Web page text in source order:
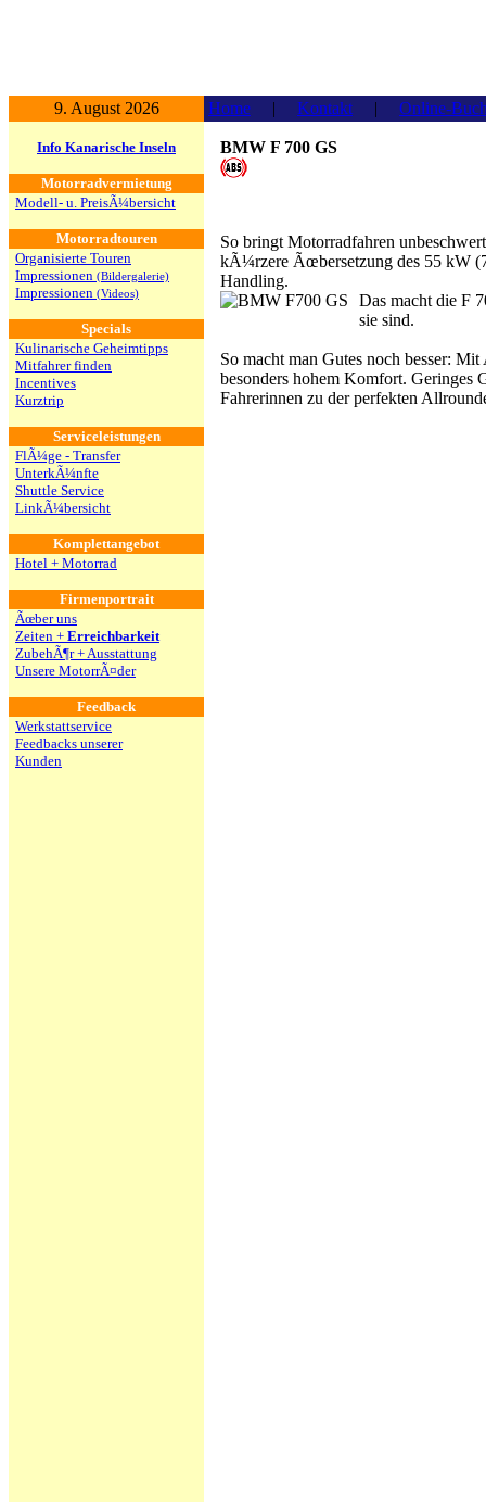
9. August 2026 Home | Kontakt | Online-
Info Kanarische Inseln
Motorradvermietung
Modell- u. PreisÃ¼bersicht
Motorradtouren
Organisierte Touren
Impressionen (Bildergalerie)
Impressionen (Videos)
Specials
Kulinarische Geheimtipps
Mitfahrer finden
Incentives
Kurztrip
Serviceleistungen
FlÃ¼ge - Transfer
UnterkÃ¼nfte
Shuttle Service
LinkÃ¼bersicht
Komplettangebot
Hotel + Motorrad
Firmenportrait
Ãœber uns
Zeiten + Erreichbarkeit
ZubehÃ¶r + Ausstattung
Unsere MotorrÃ¤der
Feedback
Werkstattservice
Feedbacks unserer
Kunden
BMW F 700 GS
So bringt Motorradfahren
kÃ¼rzere Ãœbersetzung des 55 kW
Handling.
Das macht die F
sie sind.
So macht man Gutes noch besser:
besonders hohem Komfort.
Fahrerinnen zu der perfekten